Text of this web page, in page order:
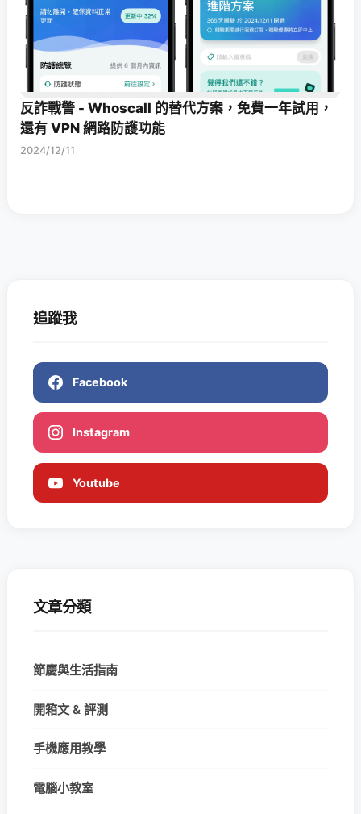
反詐戰警 - Whoscall 的替代方案，免費一年試用，
還有 VPN 網路防護功能
2024/12/11
追蹤我
Facebook
Instagram
Youtube
文章分類
節慶與生活指南
開箱文 & 評測
手機應用教學
電腦小教室